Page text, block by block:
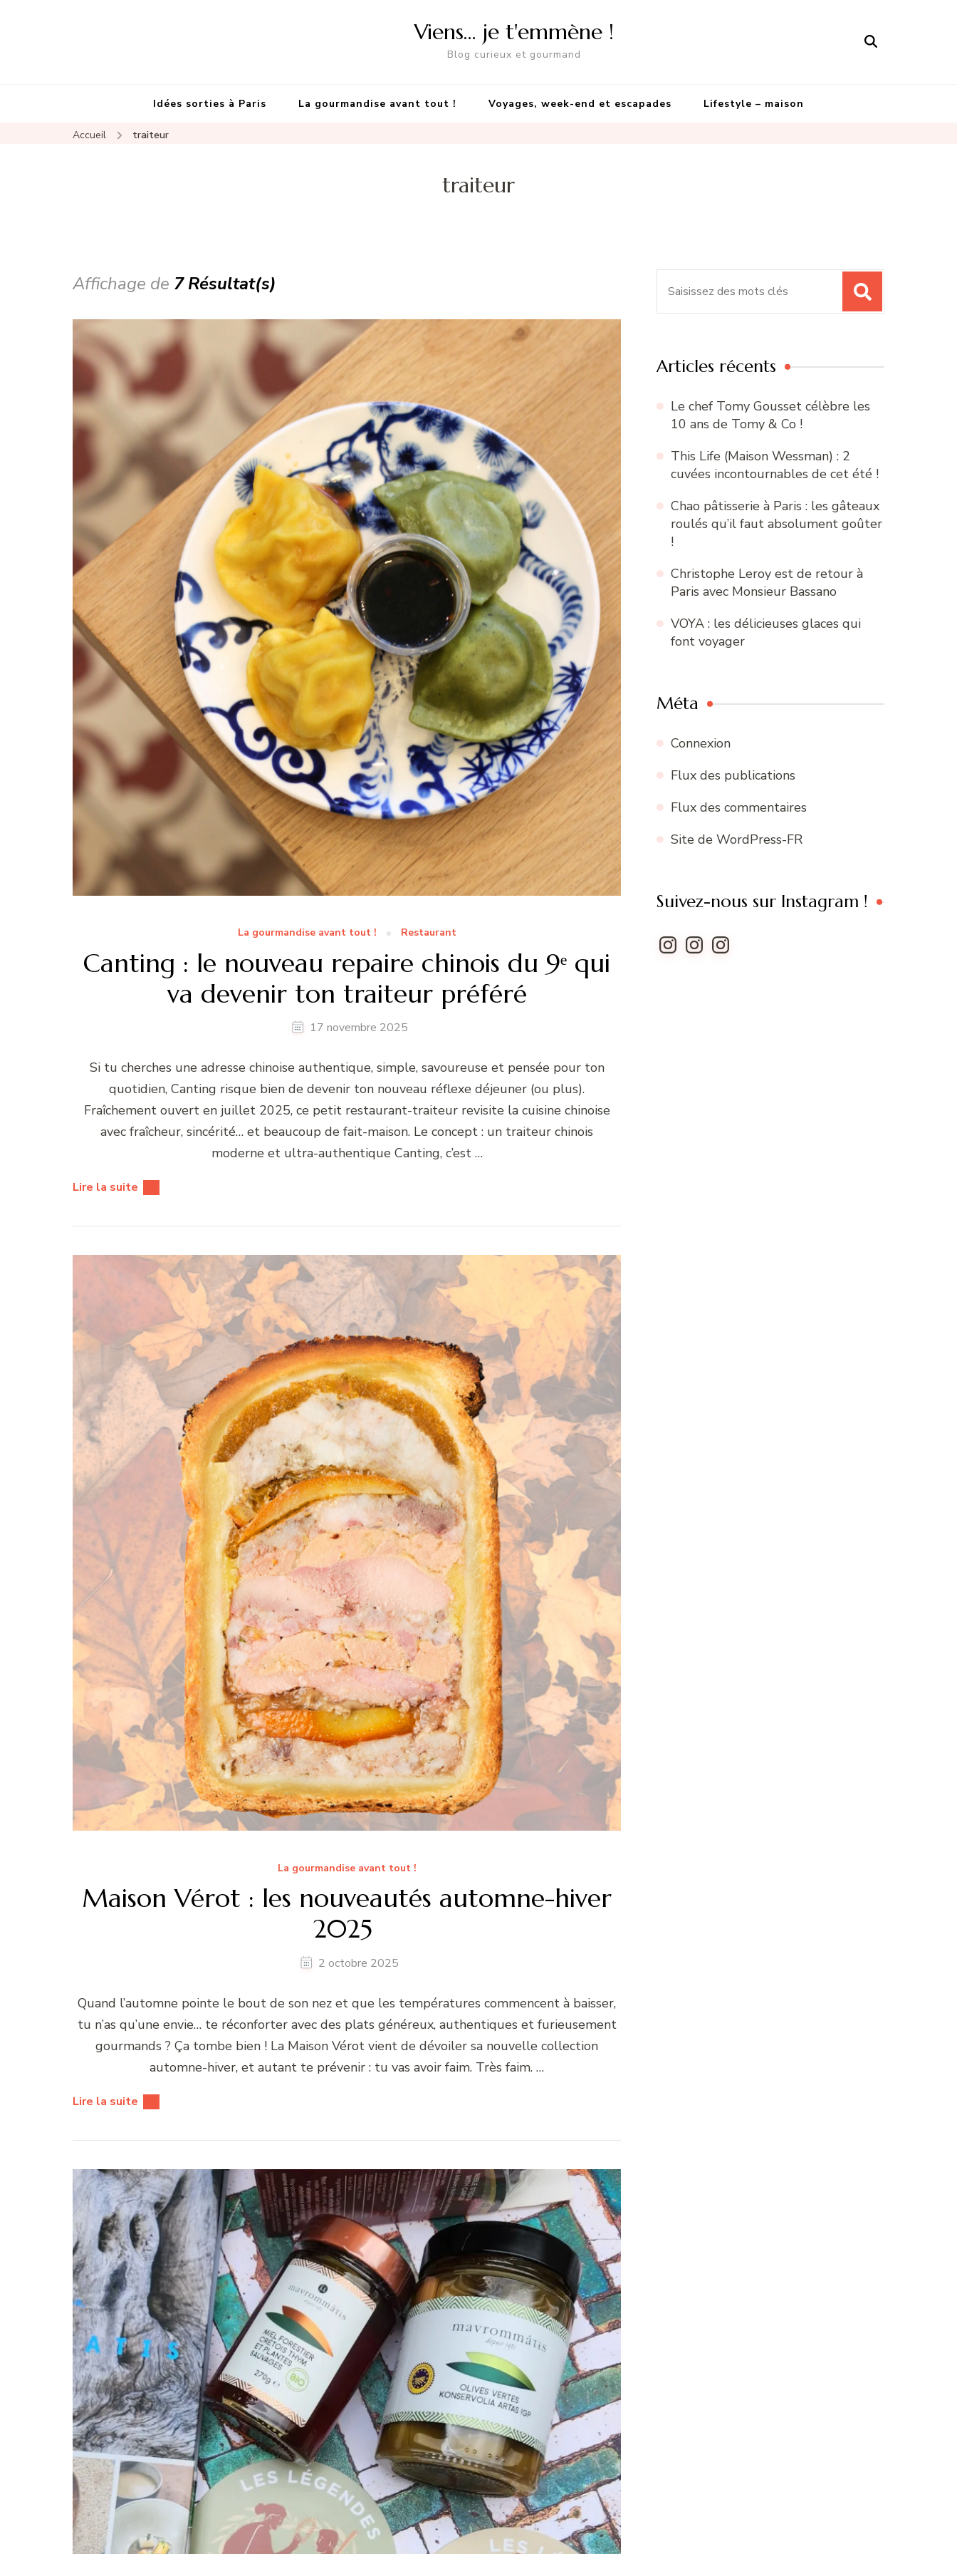
Viens… je t'emmène !
Blog curieux et gourmand
Idées sorties à Paris La gourmandise avant tout ! Voyages, week-end et escapades Lifestyle – maison
Accueil traiteur
traiteur
Affichage de 7 Résultat(s)
La gourmandise avant tout ! Restaurant
Canting : le nouveau repaire chinois du 9ᵉ qui
va devenir ton traiteur préféré
17 novembre 2025
Si tu cherches une adresse chinoise authentique, simple, savoureuse et pensée pour ton
quotidien, Canting risque bien de devenir ton nouveau réflexe déjeuner (ou plus).
Fraîchement ouvert en juillet 2025, ce petit restaurant-traiteur revisite la cuisine chinoise
avec fraîcheur, sincérité… et beaucoup de fait-maison. Le concept : un traiteur chinois
moderne et ultra-authentique Canting, c’est …
Lire la suite
La gourmandise avant tout !
Maison Vérot : les nouveautés automne-hiver
2025
2 octobre 2025
Quand l’automne pointe le bout de son nez et que les températures commencent à baisser,
tu n’as qu’une envie… te réconforter avec des plats généreux, authentiques et furieusement
gourmands ? Ça tombe bien ! La Maison Vérot vient de dévoiler sa nouvelle collection
automne-hiver, et autant te prévenir : tu vas avoir faim. Très faim. …
Lire la suite
Articles récents
Le chef Tomy Gousset célèbre les
10 ans de Tomy & Co !
This Life (Maison Wessman) : 2
cuvées incontournables de cet été !
Chao pâtisserie à Paris : les gâteaux
roulés qu’il faut absolument goûter
!
Christophe Leroy est de retour à
Paris avec Monsieur Bassano
VOYA : les délicieuses glaces qui
font voyager
Méta
Connexion
Flux des publications
Flux des commentaires
Site de WordPress-FR
Suivez-nous sur Instagram !
Instagram
InstagramInstagram